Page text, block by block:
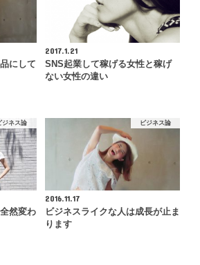
にして
2017.1.21
SNS起業して稼げる女性と稼げ
ない女性の違い
ジネス論
然変わ
ビジネス論
2016.11.17
ビジネスライクな人は成長が止ま
ります